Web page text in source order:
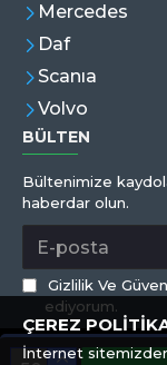
Mercedes
Daf
Scanıa
Volvo
BÜLTEN
Bültenimize
haberdar olun.
Gizlilik Ve
ediyorum.
ÇEREZ
İnternet